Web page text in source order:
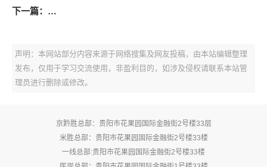
下一篇：
2025年普安县“特岗计划”教师转聘为正式编制教师拟聘
声明：本网站部分内容来源于网络搜集及网友投稿，由本站编辑整理
发布，仅用于学习交流使用，非盈利目的，如涉及侵权请联系本站管
理员进行删除或修改。
京黔胜总部：贵阳市花果园国际金融街2号楼33层
米胜总部：贵阳市花果园国际金融街2号楼33楼
一线总部:贵阳市花果园国际金融街2号楼33楼